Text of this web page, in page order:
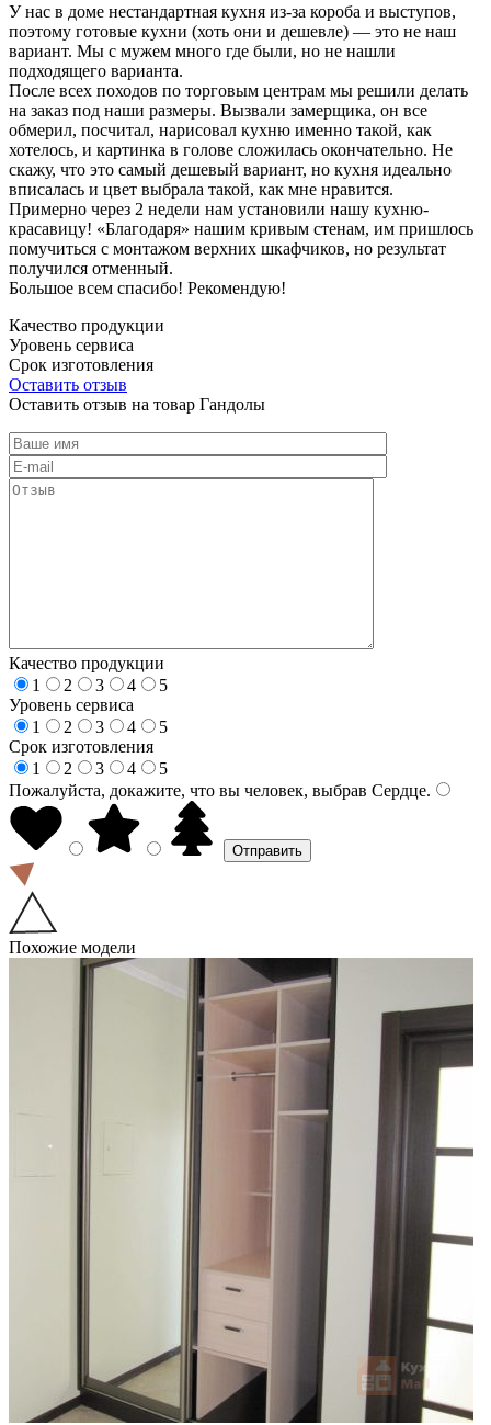
У нас в доме нестандартная кухня из-за короба и выступов,
поэтому готовые кухни (хоть они и дешевле) — это не наш
вариант. Мы с мужем много где были, но не нашли
подходящего варианта.
После всех походов по торговым центрам мы решили делать
на заказ под наши размеры. Вызвали замерщика, он все
обмерил, посчитал, нарисовал кухню именно такой, как
хотелось, и картинка в голове сложилась окончательно. Не
скажу, что это самый дешевый вариант, но кухня идеально
вписалась и цвет выбрала такой, как мне нравится.
Примерно через 2 недели нам установили нашу кухню-
красавицу! «Благодаря» нашим кривым стенам, им пришлось
помучиться с монтажом верхних шкафчиков, но результат
получился отменный.
Большое всем спасибо! Рекомендую!
Качество продукции
Уровень сервиса
Срок изготовления
Оставить отзыв
Оставить отзыв на товар Гандолы
Качество продукции
1
2 3 4
5
Уровень сервиса
1
2 3 4
5
Срок изготовления
1
2 3 4
5
Пожалуйста, докажите, что вы человек, выбрав Сердце.
Похожие модели